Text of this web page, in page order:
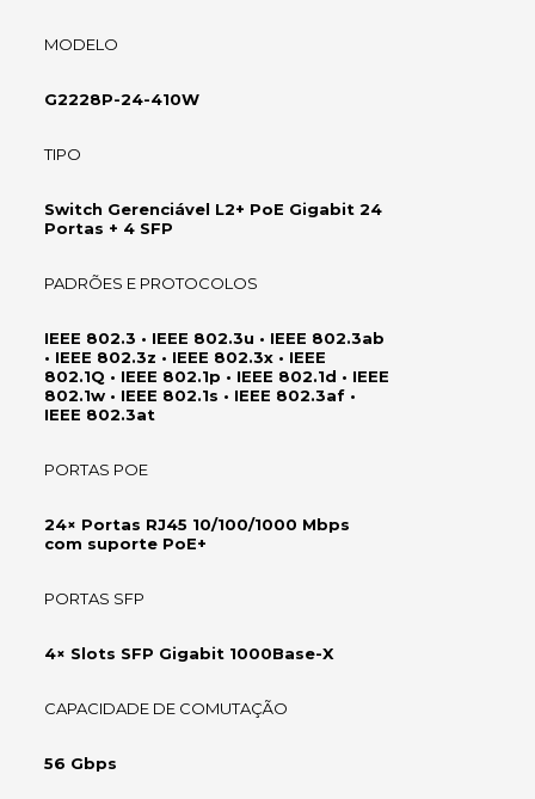
MODELO
G2228P-24-410W
TIPO
Switch Gerenciável L2+ PoE Gigabit 24
Portas + 4 SFP
PADRÕES E PROTOCOLOS
IEEE 802.3 • IEEE 802.3u • IEEE 802.3ab
• IEEE 802.3z • IEEE 802.3x • IEEE
802.1Q • IEEE 802.1p • IEEE 802.1d • IEEE
802.1w • IEEE 802.1s • IEEE 802.3af •
IEEE 802.3at
PORTAS POE
24× Portas RJ45 10/100/1000 Mbps
com suporte PoE+
PORTAS SFP
4× Slots SFP Gigabit 1000Base-X
CAPACIDADE DE COMUTAÇÃO
56 Gbps